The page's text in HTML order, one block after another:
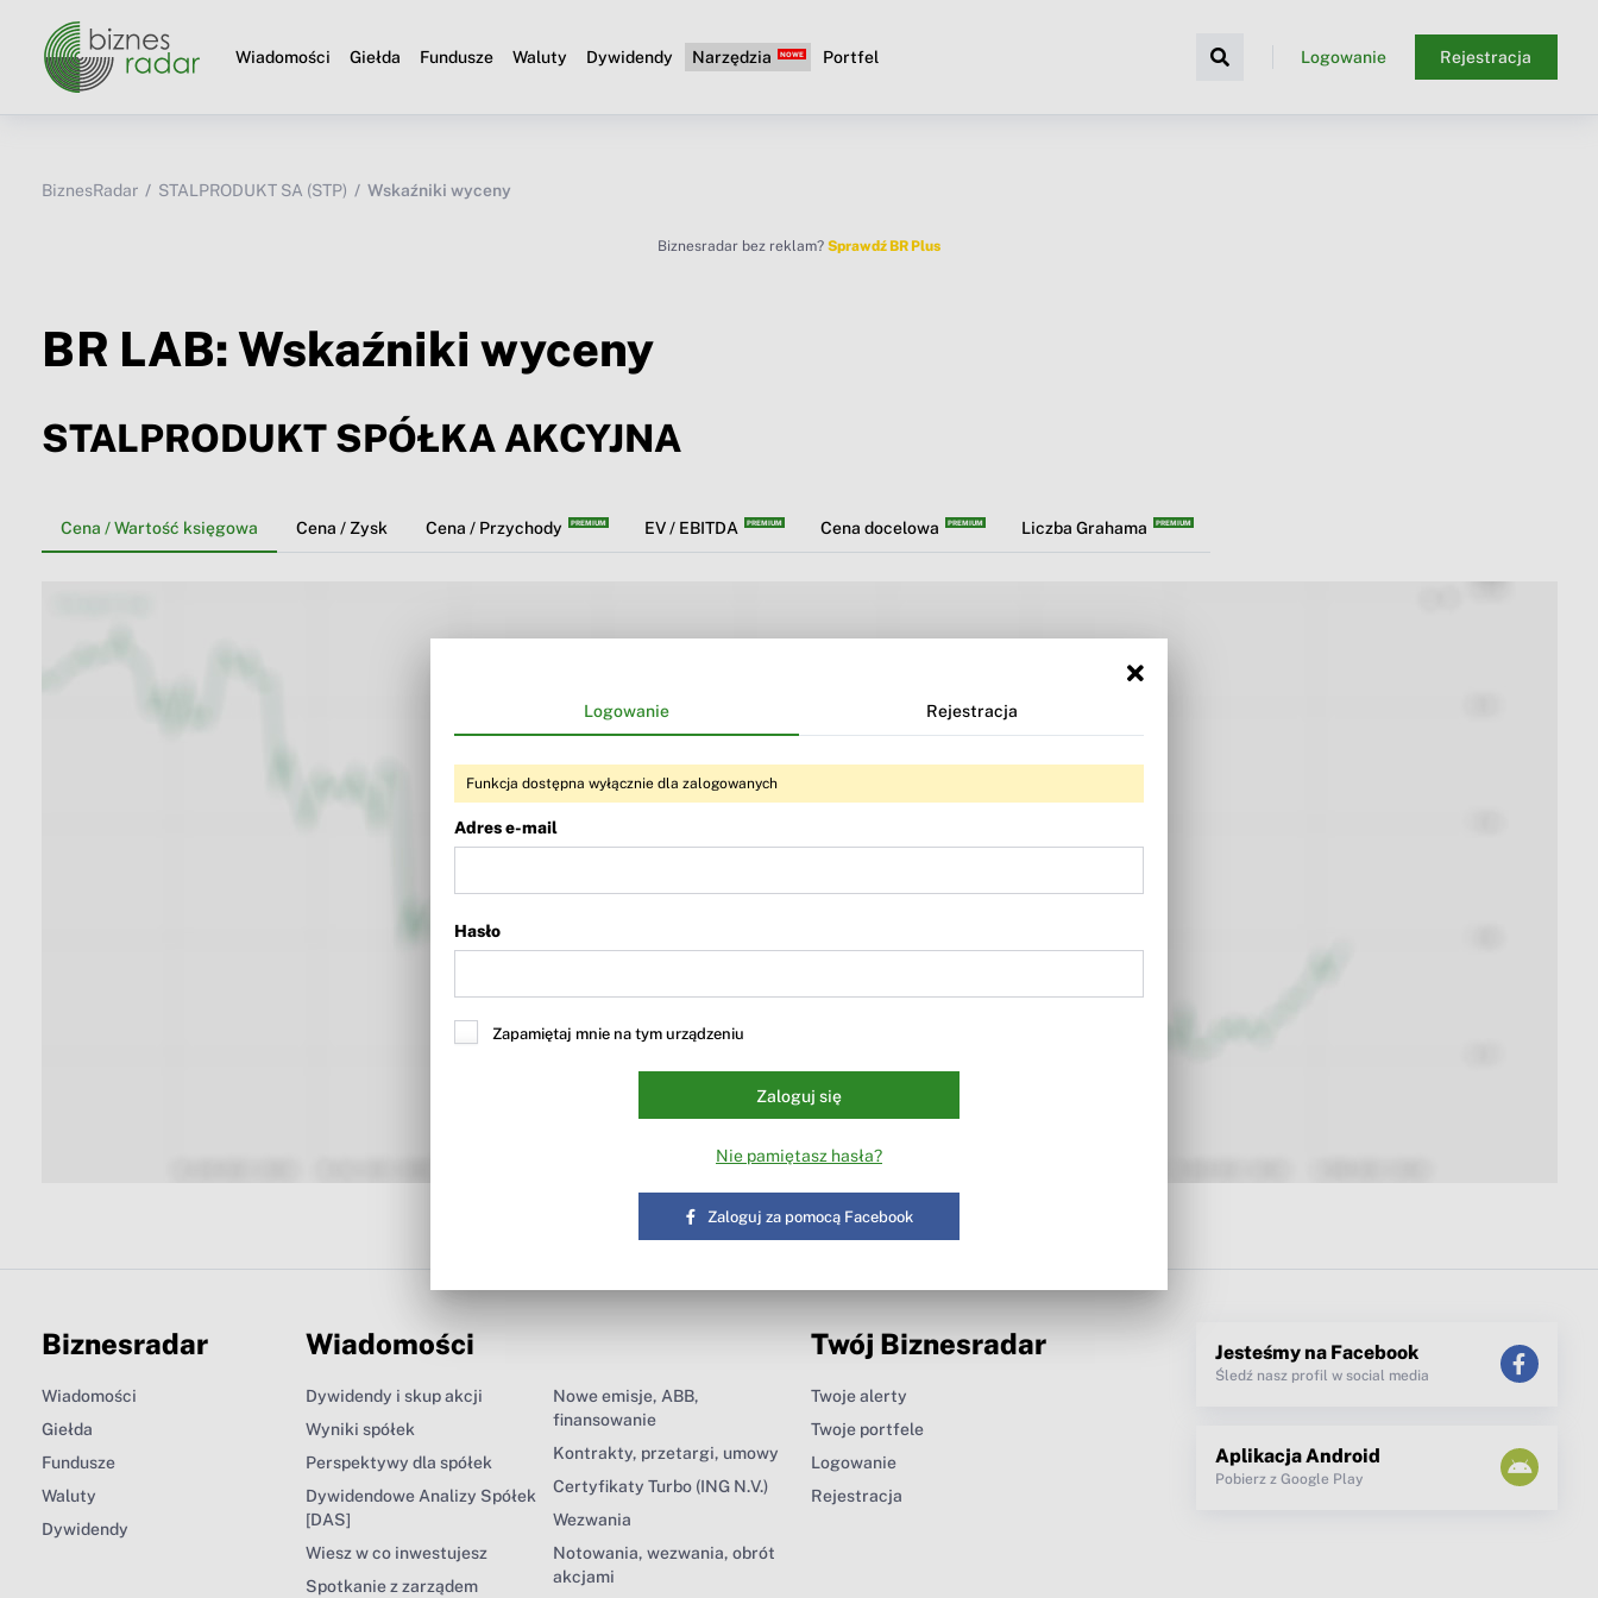
Wiadomości Giełda Fundusze Waluty Dywidendy Narzędzia Portfel Logowanie Rejestracja
BiznesRadar STALPRODUKT SA (STP) Wskaźniki wyceny
Biznesradar bez reklam? Sprawdź BR Plus
BR LAB: Wskaźniki wyceny
STALPRODUKT SPÓŁKA AKCYJNA
Cena / Wartość księgowa Cena / Zysk Cena / Przychody EV / EBITDA Cena docelowa Liczba Grahama
BR PremiumiBR MAX
Biznesradar
Wiadomości
Giełda
Fundusze
Waluty
Dywidendy
Wiadomości
Dywidendy i skup akcji
Wyniki spółek
Perspektywy dla spółek
Dywidendowe Analizy Spółek
[DAS]
Wiesz w co inwestujesz
Spotkanie z zarządem
Nowe emisje, ABB,
finansowanie
Kontrakty, przetargi, umowy
Certyfikaty Turbo (ING N.V.)
Wezwania
Notowania, wezwania, obrót
akcjami
Twój Biznesradar
Twoje alerty
Twoje portfele
Logowanie
Rejestracja
Jesteśmy na Facebook
Śledź nasz profil w social media
Aplikacja Android
Pobierz z Google Play
Logowanie Rejestracja
Funkcja dostępna wyłącznie dla zalogowanych
Adres e-mail
Hasło
Zapamiętaj mnie na tym urządzeniu
Zaloguj się
Nie pamiętasz hasła?
Zaloguj za pomocą Facebook